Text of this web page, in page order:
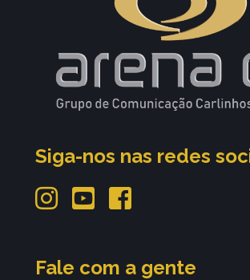
Siga-nos nas redes
Fale com a gente